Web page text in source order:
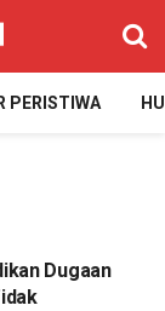
PERISTIWA
Dugaan